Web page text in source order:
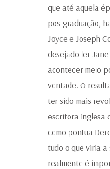
que até aquela
pós-graduação,
Joyce e Joseph
desejado ler
acontecer meio
vontade. O
ter sido mais
escritora inglesa
como pontua
tudo o que viria
realmente é